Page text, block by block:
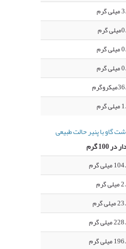
گاو با پنیر حالت طبیعی
100 گرم
گرم
گرم
گرم
گرم